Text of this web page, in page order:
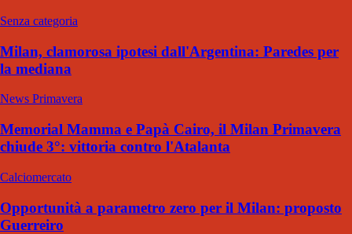
Senza categoria
Milan, clamorosa ipotesi dall'Argentina: Paredes per
la mediana
News Primavera
Memorial Mamma e Papà Cairo, il Milan Primavera
chiude 3°: vittoria contro l'Atalanta
Calciomercato
Opportunità a parametro zero per il Milan: proposto
Guerreiro